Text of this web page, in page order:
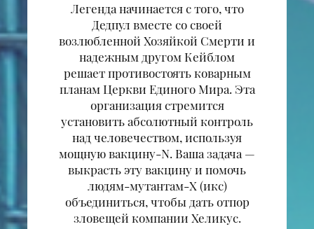
Легенда начинается с того, что
Дедпул вместе со своей
возлюбленной Хозяйкой Смерти и
надежным другом Кейблом
решает противостоять коварным
планам Церкви Единого Мира. Эта
организация стремится
установить абсолютный контроль
над человечеством, используя
мощную вакцину-N. Ваша задача —
выкрасть эту вакцину и помочь
людям-мутантам-X (икс)
объединиться, чтобы дать отпор
зловещей компании Хеликус.